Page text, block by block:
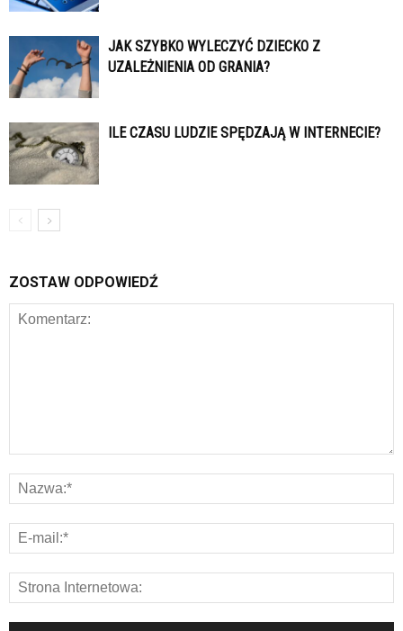
JAK SZYBKO WYLECZYĆ DZIECKO Z
UZALEŻNIENIA OD GRANIA?
ILE CZASU LUDZIE SPĘDZAJĄ W INTERNECIE?
ZOSTAW ODPOWIEDŹ